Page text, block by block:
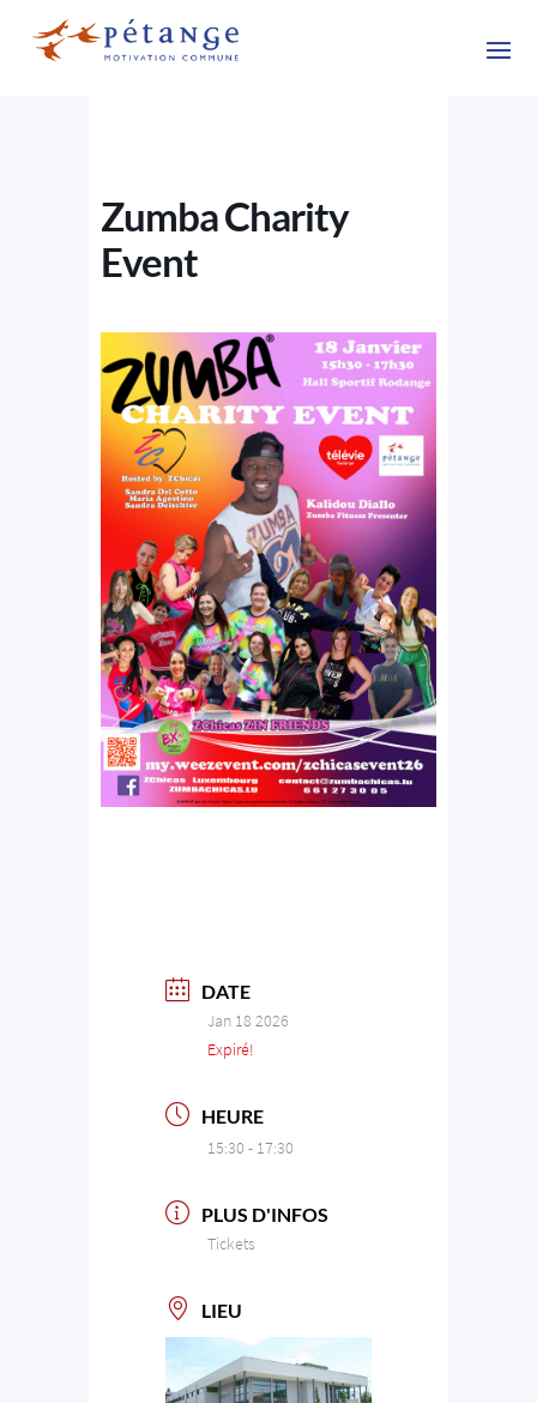
Zumba Charity
Event
DATE
Jan 18 2026
Expiré!
HEURE
15:30 - 17:30
PLUS D'INFOS
Tickets
LIEU